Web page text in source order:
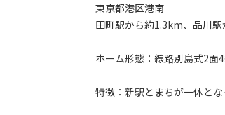
東京都港区港南
田町駅から約1.3km、品川駅
ホーム形態：線路別島式2面4
特徴：新駅とまちが一体と